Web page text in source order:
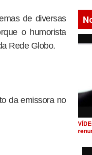
de diversas
o humorista
Rede Globo.
da emissora no